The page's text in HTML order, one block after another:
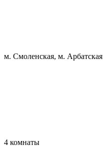
м. Смоленская, м. Арбатская
4 комнаты